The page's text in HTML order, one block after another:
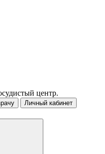
центр.
Личный кабинет